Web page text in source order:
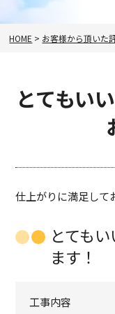
HOME > お客様から頂いた
とてもい
仕上がりに満足して
とても
ます！
工事内容